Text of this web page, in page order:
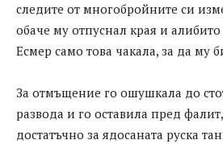
следите от многобройните си
обаче му отпуснал края и
Есмер само това чакала, за да му
За отмъщение го ошушкала до
развода и го оставила пред
достатъчно за ядосаната руска